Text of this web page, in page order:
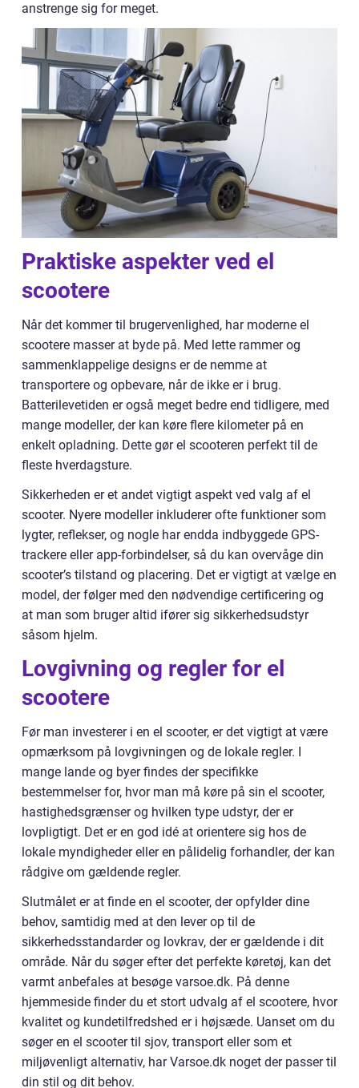
anstrenge sig for meget.
Praktiske aspekter ved el
scootere
Når det kommer til brugervenlighed, har moderne el
scootere masser at byde på. Med lette rammer og
sammenklappelige designs er de nemme at
transportere og opbevare, når de ikke er i brug.
Batterilevetiden er også meget bedre end tidligere, med
mange modeller, der kan køre flere kilometer på en
enkelt opladning. Dette gør el scooteren perfekt til de
fleste hverdagsture.
Sikkerheden er et andet vigtigt aspekt ved valg af el
scooter. Nyere modeller inkluderer ofte funktioner som
lygter, reflekser, og nogle har endda indbyggede GPS-
trackere eller app-forbindelser, så du kan overvåge din
scooter’s tilstand og placering. Det er vigtigt at vælge en
model, der følger med den nødvendige certificering og
at man som bruger altid ifører sig sikkerhedsudstyr
såsom hjelm.
Lovgivning og regler for el
scootere
Før man investerer i en el scooter, er det vigtigt at være
opmærksom på lovgivningen og de lokale regler. I
mange lande og byer findes der specifikke
bestemmelser for, hvor man må køre på sin el scooter,
hastighedsgrænser og hvilken type udstyr, der er
lovpligtigt. Det er en god idé at orientere sig hos de
lokale myndigheder eller en pålidelig forhandler, der kan
rådgive om gældende regler.
Slutmålet er at finde en el scooter, der opfylder dine
behov, samtidig med at den lever op til de
sikkerhedsstandarder og lovkrav, der er gældende i dit
område. Når du søger efter det perfekte køretøj, kan det
varmt anbefales at besøge varsoe.dk. På denne
hjemmeside finder du et stort udvalg af el scootere, hvor
kvalitet og kundetilfredshed er i højsæde. Uanset om du
søger en el scooter til sjov, transport eller som et
miljøvenligt alternativ, har Varsoe.dk noget der passer til
din stil og dit behov.